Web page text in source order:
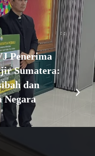
Penerima
Sumatera:
dan
Negara